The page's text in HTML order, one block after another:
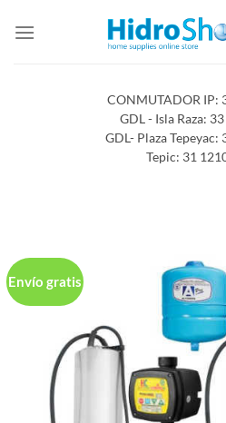
CONMUTADOR IP:
GDL - Isla Raza:
GDL- Plaza Tepeyac:
Tepic: 31
Envío gratis